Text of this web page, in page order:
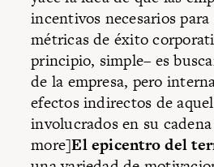
incentivos necesarios
métricas de éxito
principio, simple– es
de la empresa, pero
efectos indirectos de
involucrados en su
more]El epicentro del